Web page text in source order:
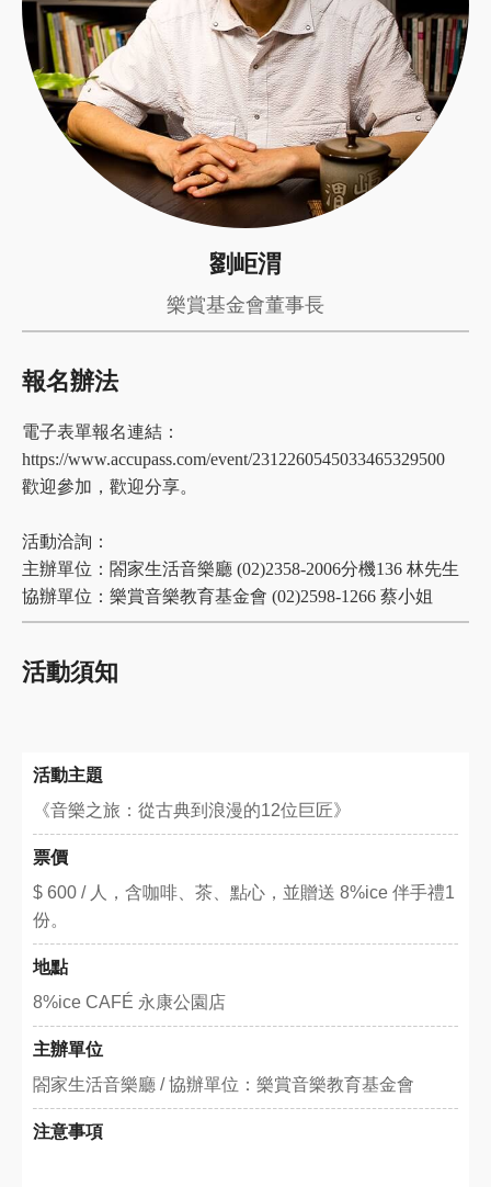
劉岠渭
樂賞基金會董事長
報名辦法
電子表單報名連結：
https://www.accupass.com/event/2312260545033465329500
歡迎參加，歡迎分享。
活動洽詢：
主辦單位：閤家生活音樂廳 (02)2358-2006分機136 林先生
協辦單位：樂賞音樂教育基金會 (02)2598-1266 蔡小姐
活動須知
活動主題
《音樂之旅：從古典到浪漫的12位巨匠》
票價
$ 600 / 人，含咖啡、茶、點心，並贈送 8%ice 伴手禮1
份。
地點
8%ice CAFÉ 永康公園店
主辦單位
閤家生活音樂廳 / 協辦單位：樂賞音樂教育基金會
注意事項